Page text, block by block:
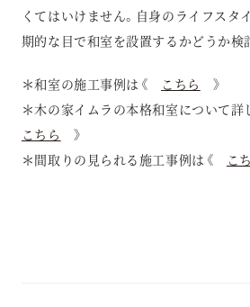
くてはいけません。自身のライフスタ
期的な目で和室を設置するかどうか検
＊和室の施工事例は《 こちら
》
＊木の家イムラの本格和室について
こちら
》
＊間取りの見られる施工事例は《
こ